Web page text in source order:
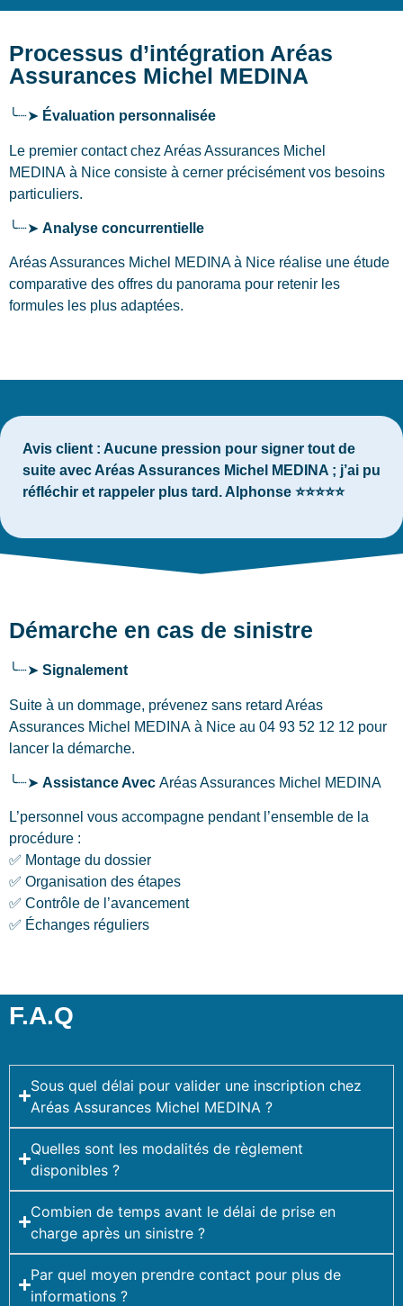
Processus d’intégration Aréas
Assurances Michel MEDINA
╰┈➤ Évaluation personnalisée
Le premier contact chez Aréas Assurances Michel
MEDINA à Nice consiste à cerner précisément vos besoins
particuliers.
╰┈➤ Analyse concurrentielle
Aréas Assurances Michel MEDINA à Nice réalise une étude
comparative des offres du panorama pour retenir les
formules les plus adaptées.
Avis client : Aucune pression pour signer tout de
suite avec Aréas Assurances Michel MEDINA ; j’ai pu
réfléchir et rappeler plus tard. Alphonse ⭐⭐⭐⭐⭐
Démarche en cas de sinistre
╰┈➤ Signalement
Suite à un dommage, prévenez sans retard Aréas
Assurances Michel MEDINA à Nice au 04 93 52 12 12 pour
lancer la démarche.
╰┈➤ Assistance Avec Aréas Assurances Michel MEDINA
L’personnel vous accompagne pendant l’ensemble de la
procédure :
✅ Montage du dossier
✅ Organisation des étapes
✅ Contrôle de l’avancement
✅ Échanges réguliers
F.A.Q
Sous quel délai pour valider une inscription chez
Aréas Assurances Michel MEDINA ?
Quelles sont les modalités de règlement
disponibles ?
Combien de temps avant le délai de prise en
charge après un sinistre ?
Par quel moyen prendre contact pour plus de
informations ?